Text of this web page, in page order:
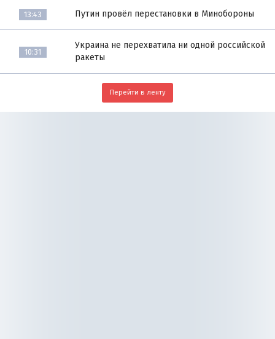
13:43 Путин провёл перестановки в Минобороны
10:31
Украина не перехватила ни одной российской
ракеты
Перейти в ленту